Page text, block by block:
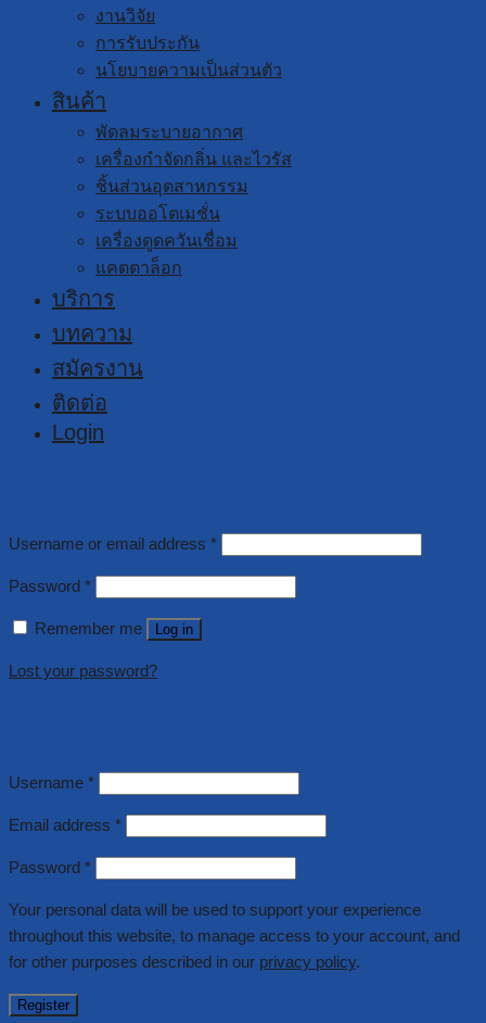
งานวิจัย
การรับประกัน
นโยบายความเป็นส่วนตัว
สินค้า
พัดลมระบายอากาศ
เครื่องกำจัดกลิ่น และไวรัส
ชิ้นส่วนอุตสาหกรรม
ระบบออโตเมชั่น
เครื่องดูดควันเชื่อม
แคตตาล็อก
บริการ
บทความ
สมัครงาน
ติดต่อ
Login
Username or email address *
Password *
Remember me Log in
Lost your password?
Username *
Email address *
Password *
Your personal data will be used to support your experience
throughout this website, to manage access to your account, and
for other purposes described in our privacy policy.
Register